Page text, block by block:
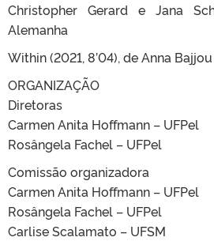
Christopher Gerard e Jana
Alemanha
Within (2021, 8’04), de Anna
ORGANIZAÇÃO
Diretoras
Carmen Anita Hoffmann – UFPel
Rosângela Fachel – UFPel
Comissão organizadora
Carmen Anita Hoffmann – UFPel
Rosângela Fachel – UFPel
Carlise Scalamato – UFSM